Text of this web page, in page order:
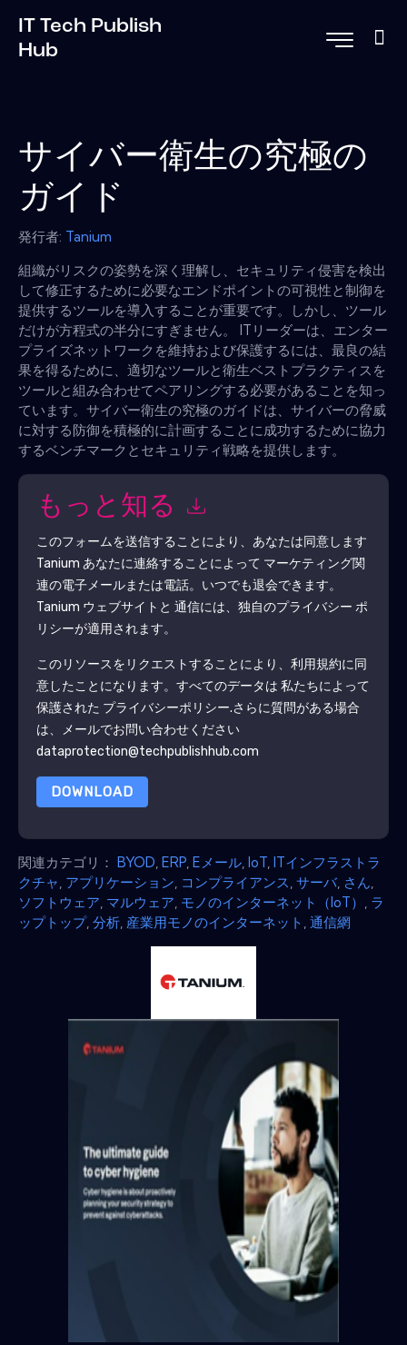
IT Tech Publish
Hub
サイバー衛生の究極の
ガイド
発行者: Tanium
組織がリスクの姿勢を深く理解し、セキュリティ侵害を検出
して修正するために必要なエンドポイントの可視性と制御を
提供するツールを導入することが重要です。しかし、ツール
だけが方程式の半分にすぎません。 ITリーダーは、エンター
プライズネットワークを維持および保護するには、最良の結
果を得るために、適切なツールと衛生ベストプラクティスを
ツールと組み合わせてペアリングする必要があることを知っ
ています。サイバー衛生の究極のガイドは、サイバーの脅威
に対する防御を積極的に計画することに成功するために協力
するベンチマークとセキュリティ戦略を提供します。
もっと知る
このフォームを送信することにより、あなたは同意します
Tanium あなたに連絡することによって マーケティング関
連の電子メールまたは電話。いつでも退会できます。
Tanium ウェブサイトと 通信には、独自のプライバシー ポ
リシーが適用されます。
このリソースをリクエストすることにより、利用規約に同
意したことになります。すべてのデータは 私たちによって
保護された プライバシーポリシー.さらに質問がある場合
は、メールでお問い合わせください
dataprotection@techpublishhub.com
DOWNLOAD
関連カテゴリ： BYOD ERP Eメール IoT ITインフラストラ
クチャ アプリケーション コンプライアンス サーバ, さん
ソフトウェア マルウェア モノのインターネット（IoT）
ラ
ップトップ, 分析 産業用モノのインターネット 通信網